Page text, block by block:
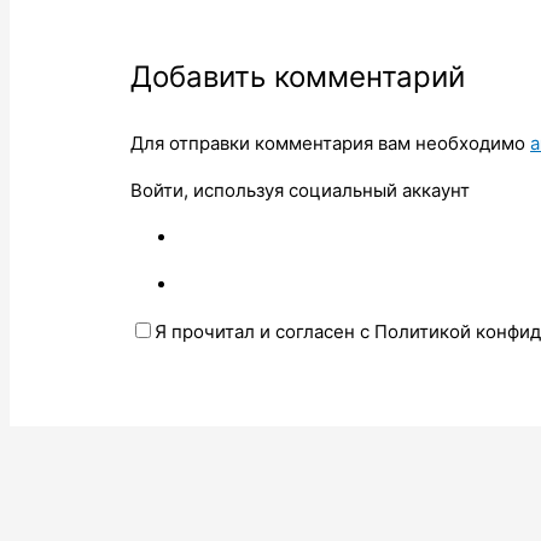
Добавить комментарий
Для отправки комментария вам необходимо
Войти, используя социальный аккаунт
Я прочитал и согласен с Политикой